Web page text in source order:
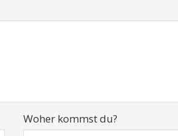
Woher kommst du?